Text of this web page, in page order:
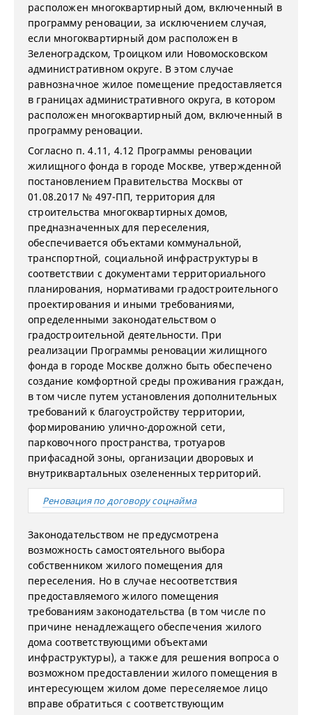
расположен многоквартирный дом, включенный в
программу реновации, за исключением случая,
если многоквартирный дом расположен в
Зеленоградском, Троицком или Новомосковском
административном округе. В этом случае
равнозначное жилое помещение предоставляется
в границах административного округа, в котором
расположен многоквартирный дом, включенный в
программу реновации.
Согласно п. 4.11, 4.12 Программы реновации
жилищного фонда в городе Москве, утвержденной
постановлением Правительства Москвы от
01.08.2017 № 497-ПП, территория для
строительства многоквартирных домов,
предназначенных для переселения,
обеспечивается объектами коммунальной,
транспортной, социальной инфраструктуры в
соответствии с документами территориального
планирования, нормативами градостроительного
проектирования и иными требованиями,
определенными законодательством о
градостроительной деятельности. При
реализации Программы реновации жилищного
фонда в городе Москве должно быть обеспечено
создание комфортной среды проживания граждан,
в том числе путем установления дополнительных
требований к благоустройству территории,
формированию улично-дорожной сети,
парковочного пространства, тротуаров
прифасадной зоны, организации дворовых и
внутриквартальных озелененных территорий.
Реновация по договору соцнайма
Законодательством не предусмотрена
возможность самостоятельного выбора
собственником жилого помещения для
переселения. Но в случае несоответствия
предоставляемого жилого помещения
требованиям законодательства (в том числе по
причине ненадлежащего обеспечения жилого
дома соответствующими объектами
инфраструктуры), а также для решения вопроса о
возможном предоставлении жилого помещения в
интересующем жилом доме переселяемое лицо
вправе обратиться с соответствующим